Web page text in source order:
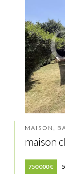
MAISON,
maison
750 000 €